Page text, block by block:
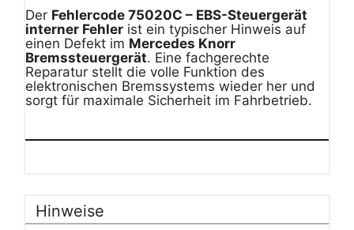
Der Fehlercode 75020C – EBS-Steuergerät
interner Fehler ist ein typischer Hinweis auf
einen Defekt im Mercedes Knorr
Bremssteuergerät. Eine fachgerechte
Reparatur stellt die volle Funktion des
elektronischen Bremssystems wieder her und
sorgt für maximale Sicherheit im Fahrbetrieb.
Hinweise